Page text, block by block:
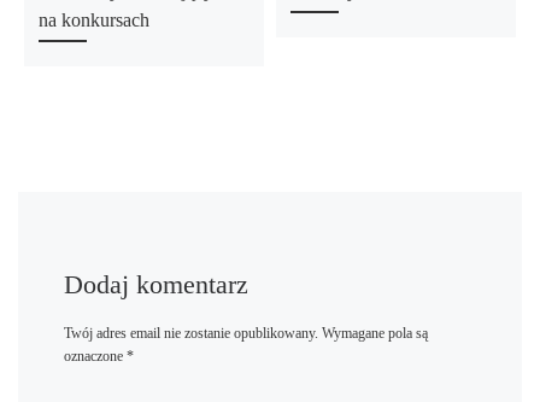
na konkursach
Dodaj komentarz
Twój adres email nie zostanie opublikowany. Wymagane pola są
oznaczone *